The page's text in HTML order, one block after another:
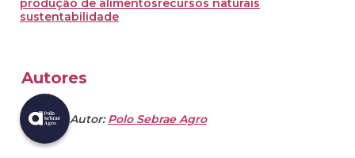
produção de alimentosrecursos naturais
sustentabilidade
Autores
Autor:Polo Sebrae Agro